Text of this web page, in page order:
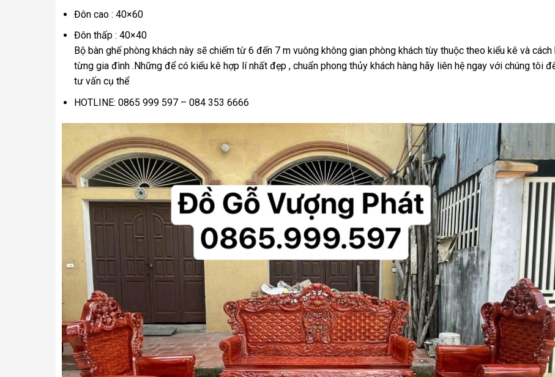
Đôn cao : 40×60
Đôn thấp : 40×40
Bộ bàn ghế phòng khách này sẽ chiếm từ 6 đến 7 m vuông không gian phòng khách tùy thuộc theo kiểu kê và cách
từng gia đình .Những để có kiểu kê hợp lí nhất đẹp , chuẩn phong thủy khách hàng hãy liên hệ ngay với chúng tôi
tư vấn cụ thể
HOTLINE: 0865 999 597 – 084 353 6666